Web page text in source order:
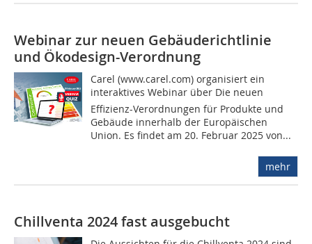
Webinar zur neuen Gebäuderichtlinie
und Ökodesign-Verordnung
Carel (www.carel.com) organisiert ein
interaktives Webinar über Die neuen
Effizienz-Verordnungen für Produkte und
Gebäude innerhalb der Europäischen
Union. Es findet am 20. Februar 2025 von...
mehr
Chillventa 2024 fast ausgebucht